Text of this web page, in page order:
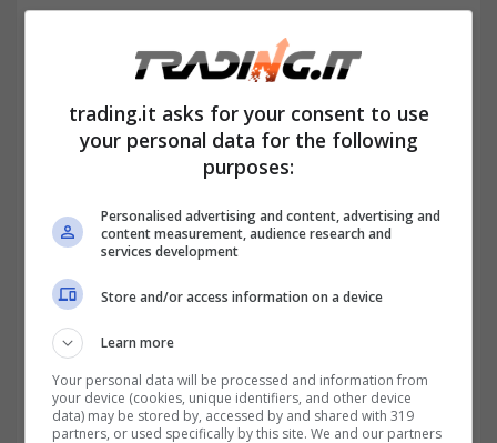
bug e l’implementazione di nuove
nelle comunicazioni e nella documentazione.
Senza dimenticareil modello economico
incluso nell’offerta complessiva, tra
distribuzione iniziale e politiche di emissione.
trading.it asks for your consent to use
your personal data for the following
purposes:
Personalised advertising and content, advertising and
content measurement, audience research and
services development
Store and/or access information on a device
Learn more
Your personal data will be processed and information from
your device (cookies, unique identifiers, and other device
data) may be stored by, accessed by and shared with 319
partners, or used specifically by this site. We and our partners